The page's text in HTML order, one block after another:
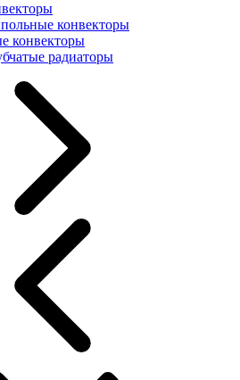
конвекторы
конвекторы
радиаторы